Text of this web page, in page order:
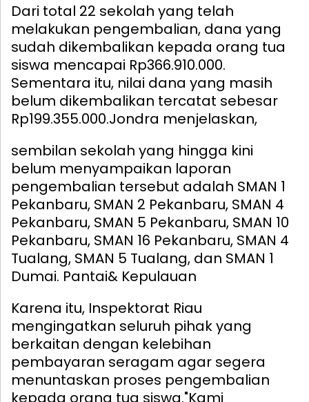
Dari total 22 sekolah yang telah
melakukan pengembalian, dana yang
sudah dikembalikan kepada orang tua
siswa mencapai Rp366.910.000.
Sementara itu, nilai dana yang masih
belum dikembalikan tercatat sebesar
Rp199.355.000.Jondra menjelaskan,
sembilan sekolah yang hingga kini
belum menyampaikan laporan
pengembalian tersebut adalah SMAN 1
Pekanbaru, SMAN 2 Pekanbaru, SMAN 4
Pekanbaru, SMAN 5 Pekanbaru, SMAN 10
Pekanbaru, SMAN 16 Pekanbaru, SMAN 4
Tualang, SMAN 5 Tualang, dan SMAN 1
Dumai. Pantai& Kepulauan
Karena itu, Inspektorat Riau
mengingatkan seluruh pihak yang
berkaitan dengan kelebihan
pembayaran seragam agar segera
menuntaskan proses pengembalian
kepada orang tua siswa."Kami